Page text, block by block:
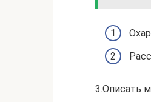
3.Описать